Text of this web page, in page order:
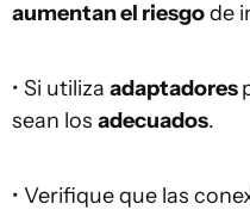
aumentan el riesgode
• Si utiliza adaptadores
sean los adecuados.
• Verifique que las